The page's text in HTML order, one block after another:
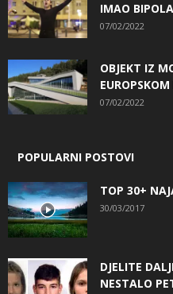
IMAO
07/02/2022
OBJEKT IZ
07/02/2022
POPULARNI POSTOVI
TOP 30+
30/03/2017
DJELITE
NESTALO